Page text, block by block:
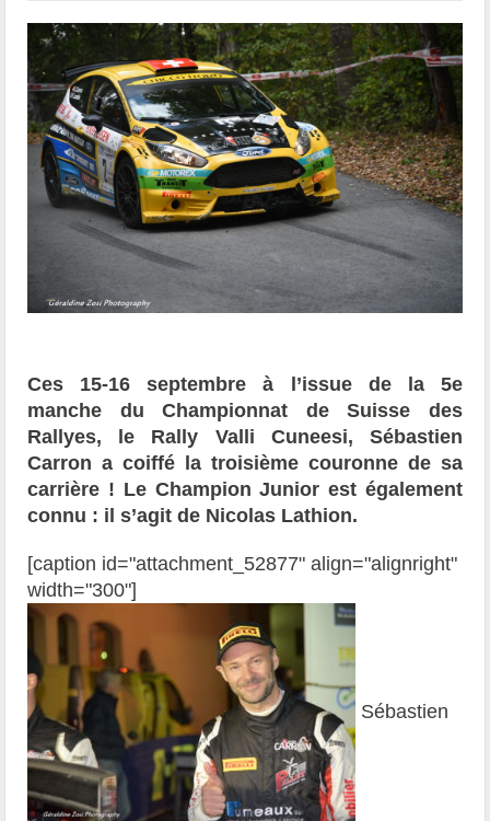
Ces 15-16 septembre à l’issue de la 5e
manche du Championnat de Suisse des
Rallyes, le Rally Valli Cuneesi, Sébastien
Carron a coiffé la troisième couronne de sa
carrière ! Le Champion Junior est également
connu : il s’agit de Nicolas Lathion.
[caption id="attachment_52877" align="alignright"
width="300"]
Sébastien